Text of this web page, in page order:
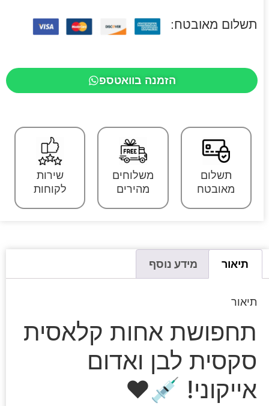
תשלום מאובטח:
הזמנה בוואטספ
תשלום
מאובטח
משלוחים
מהירים
שירות
לקוחות
תיאור מידע נוסף
תיאור
תחפושת אחות קלאסית
סקסית לבן ואדום
אייקוני! 💉❤️